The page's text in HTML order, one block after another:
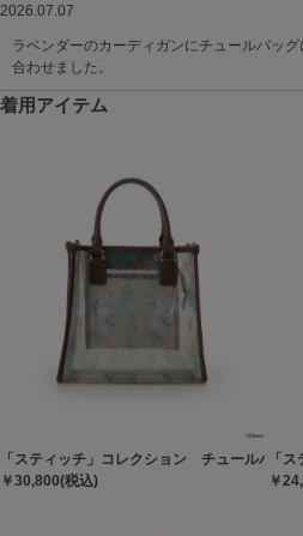
2026.07.07
ラベンダーのカーディガンにチュールバッ
合わせました。
着用アイテム
「スティッチ」コレクション チュールバッグ
￥30,800(税込)
「
￥